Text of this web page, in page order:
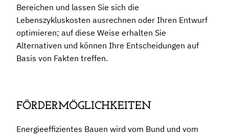
Bereichen und lassen Sie sich die
Lebenszykluskosten ausrechnen oder Ihren Entwurf
optimieren; auf diese Weise erhalten Sie
Alternativen und können Ihre Entscheidungen auf
Basis von Fakten treffen.
FÖRDERMÖGLICHKEITEN
Energieeffizientes Bauen wird vom Bund und vom